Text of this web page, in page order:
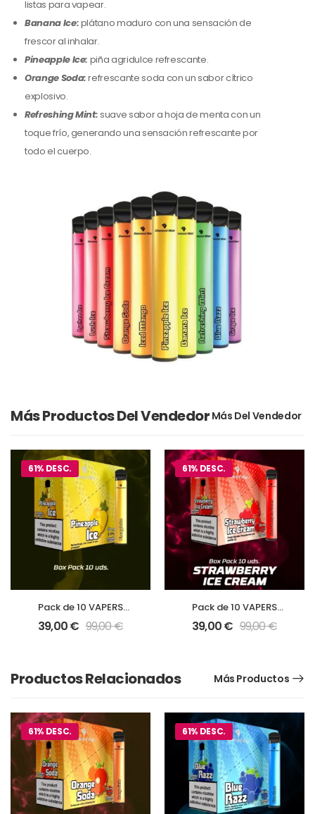
listas para vapear.
Banana Ice:plátano maduro con una sensación de
frescor al inhalar.
Pineapple Ice: piña agridulce refrescante.
Orange Soda:refrescante soda con un sabor cítrico
explosivo.
Refreshing Mint:suave sabor a hoja de menta con un
toque frío, generando una sensación refrescante por
todo el cuerpo.
Más Productos Del Vendedor
61% DESC.
Pack de 10 VAPERS
Diamond Mist Sabor
Pineapple Ice
39,00€ 99,00€
61% DESC.
Pack de 10 VAPERS
Diamond Mist Sabor
Strawberry Ice Cream
39,00€ 99,00€
Productos Relacionados Más Productos
61% DESC. 61% DESC.